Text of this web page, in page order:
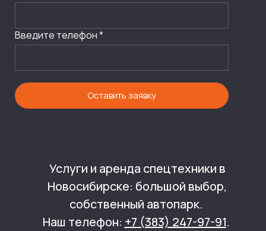
Услуги и аренда спецтехники в
Новосибирске: большой выбор,
собственный автопарк.
Наш телефон: +7 (383) 247-97-91.
Введите телефон *
Оставить заявку